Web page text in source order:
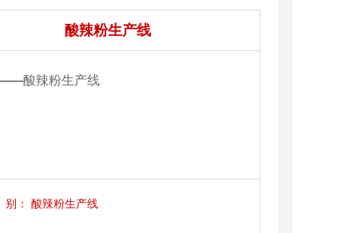
酸辣粉生产线
——酸辣粉生产线
： 酸辣粉生产线